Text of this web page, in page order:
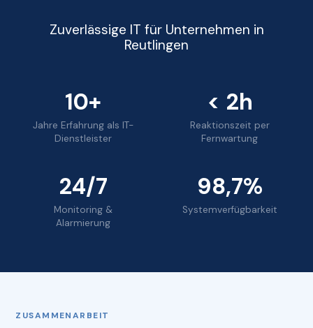
Zuverlässige IT für Unternehmen in
Reutlingen
10+
Jahre Erfahrung als IT-
Dienstleister
< 2h
Reaktionszeit per
Fernwartung
24/7
Monitoring &
Alarmierung
98,7%
Systemverfügbarkeit
ZUSAMMENARBEIT